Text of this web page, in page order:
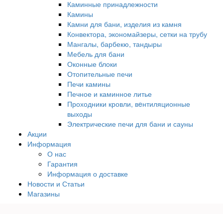
Каминные принадлежности
Камины
Камни для бани, изделия из камня
Конвектора, экономайзеры, сетки на трубу
Мангалы, барбекю, тандыры
Мебель для бани
Оконные блоки
Отопительные печи
Печи камины
Печное и каминное литье
Проходники кровли, вeнтиляционные
выходы
Электрические печи для бани и сауны
Акции
Информация
О нас
Гарантия
Информация о доставке
Новости и Статьи
Магазины